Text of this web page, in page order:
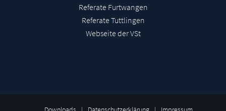
hoe46884@stud.hs-furtwangen.de
Alexander Knisch
Referate Furtwangen
Referate Tuttlingen
Webseite der VSt